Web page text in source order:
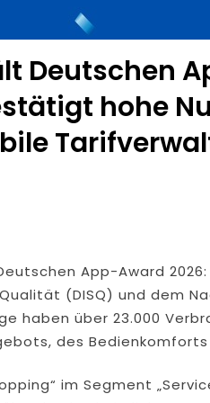
Deutschen
hohe
App-Award
(DISQ) und dem
haben über 23.000
des
im Segment